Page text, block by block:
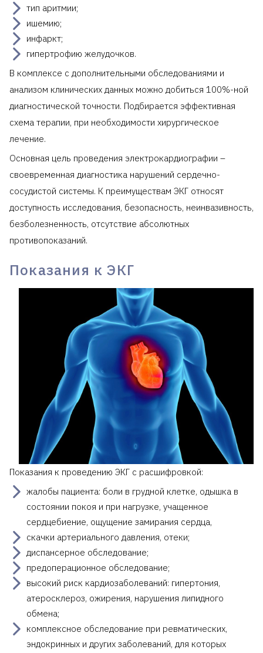
тип аритмии;
ишемию;
инфаркт;
гипертрофию желудочков.
В комплексе с дополнительными обследованиями и
анализом клинических данных можно добиться 100%-ной
диагностической точности. Подбирается эффективная
схема терапии, при необходимости хирургическое
лечение.
Основная цель проведения электрокардиографии –
своевременная диагностика нарушений сердечно-
сосудистой системы. К преимуществам ЭКГ относят
доступность исследования, безопасность, неинвазивность,
безболезненность, отсутствие абсолютных
противопоказаний.
Показания к ЭКГ
Показания к проведению ЭКГ с расшифровкой:
жалобы пациента: боли в грудной клетке, одышка в
состоянии покоя и при нагрузке, учащенное
сердцебиение, ощущение замирания сердца,
скачки артериального давления, отеки;
диспансерное обследование;
предоперационное обследование;
высокий риск кардиозаболеваний: гипертония,
атеросклероз, ожирения, нарушения липидного
обмена;
комплексное обследование при ревматических,
эндокринных и других заболеваний, для которых